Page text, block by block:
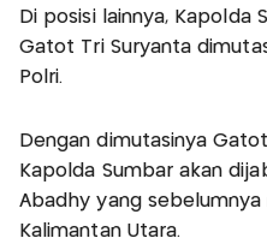
Di posisi lainnya, Kapolda
Gatot Tri Suryanta
Polri.
Dengan dimutasinya
Kapolda Sumbar akan
Abadhy yang
Kalimantan Utara.